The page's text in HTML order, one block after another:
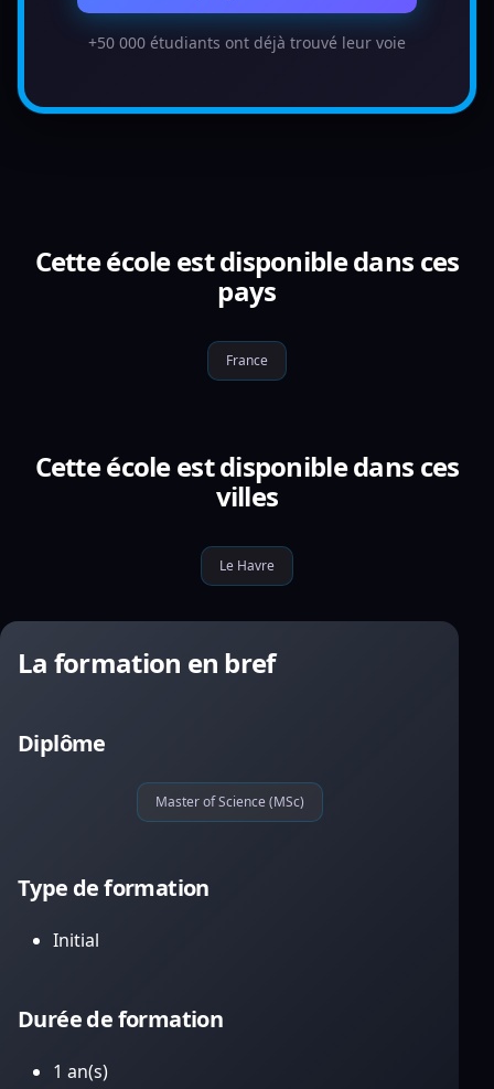
+50 000 étudiants ont déjà trouvé leur voie
Cette école est disponible dans ces
pays
France
Cette école est disponible dans ces
villes
Le Havre
La formation en bref
Diplôme
Master of Science (MSc)
Type de formation
Initial
Durée de formation
1 an(s)